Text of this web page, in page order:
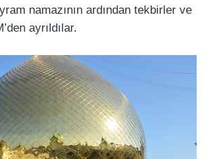
namazının ardından tekbirler ve
ayrıldılar.